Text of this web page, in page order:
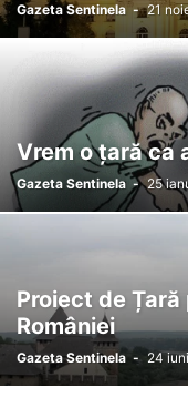
Gazeta Sentinela - 21
Vrem o țară ca
Gazeta Sentinela - 25
Proiect de
României
Gazeta Sentinela - 24